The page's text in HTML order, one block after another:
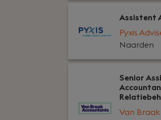
Assistent
Pyxis
Naarden
Senior
Van